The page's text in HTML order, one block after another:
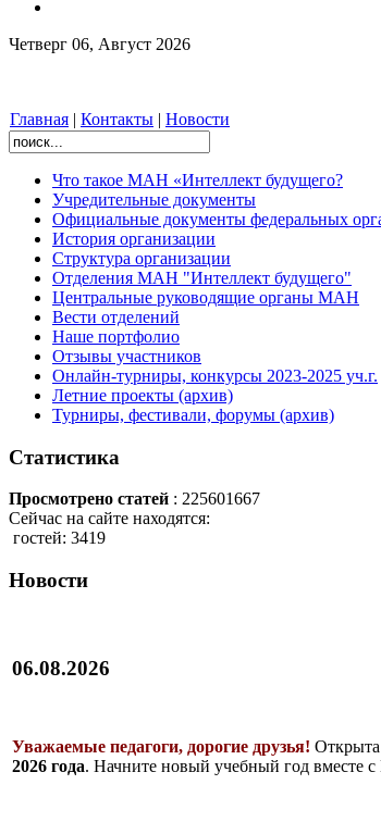
Четверг 06, Август 2026
Главная | Контакты | Новости
Что такое МАН «Интеллект будущего?
Учредительные документы
Официальные документы федеральных
История организации
Структура организации
Отделения МАН "Интеллект будущего"
Центральные руководящие органы МАН
Вести отделений
Наше портфолио
Отзывы участников
Онлайн-турниры, конкурсы 2023-2025 уч.г.
Летние проекты (архив)
Турниры, фестивали, форумы (архив)
Статистика
Просмотрено статей : 225601667
Сейчас на сайте находятся:
гостей: 3419
Новости
06.08.2026
Уважаемые педагоги, дорогие друзья! Открыта
2026 года. Начните новый учебный год вместе